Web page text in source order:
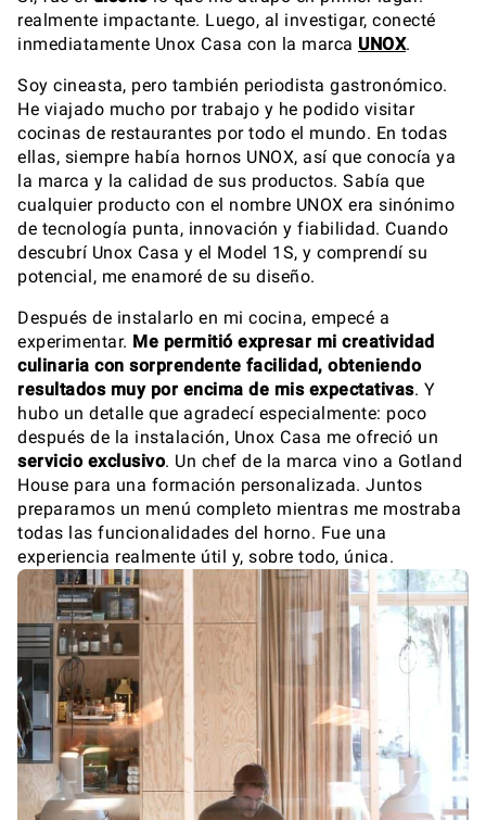
realmente impactante. Luego, al investigar, conecté
inmediatamente Unox Casa con la marca UNOX.
Soy cineasta, pero también periodista gastronómico.
He viajado mucho por trabajo y he podido visitar
cocinas de restaurantes por todo el mundo. En todas
ellas, siempre había hornos UNOX, así que conocía ya
la marca y la calidad de sus productos. Sabía que
cualquier producto con el nombre UNOX era sinónimo
de tecnología punta, innovación y fiabilidad. Cuando
descubrí Unox Casa y el Model 1S, y comprendí su
potencial, me enamoré de su diseño.
Después de instalarlo en mi cocina, empecé a
experimentar. Me permitió expresar mi creatividad
culinaria con sorprendente facilidad, obteniendo
resultados muy por encima de mis expectativas. Y
hubo un detalle que agradecí especialmente: poco
después de la instalación, Unox Casa me ofreció un
servicio exclusivo. Un chef de la marca vino a Gotland
House para una formación personalizada. Juntos
preparamos un menú completo mientras me mostraba
todas las funcionalidades del horno. Fue una
experiencia realmente útil y, sobre todo, única.